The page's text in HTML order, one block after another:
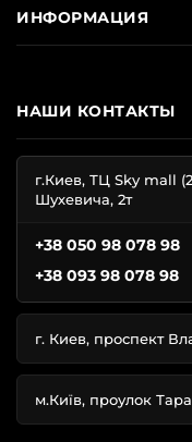
НАШИ КОНТАКТЫ
г.Киев, ТЦ Sky mall
Шухевича, 2т
+38 050 98 078 98
+38 093 98 078 98
г. Киев, проспект
м.Київ, проулок
ИНФОРМАЦИЯ